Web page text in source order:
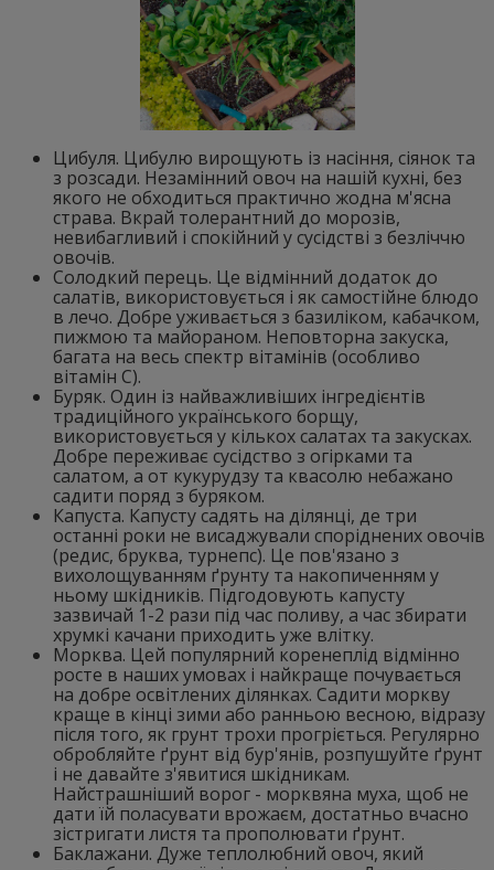
Цибуля. Цибулю вирощують із насіння, сіянок та
з розсади. Незамінний овоч на нашій кухні, без
якого не обходиться практично жодна м'ясна
страва. Вкрай толерантний до морозів,
невибагливий і спокійний у сусідстві з безліччю
овочів.
Солодкий перець. Це відмінний додаток до
салатів, використовується і як самостійне блюдо
в лечо. Добре уживається з базиліком, кабачком,
пижмою та майораном. Неповторна закуска,
багата на весь спектр вітамінів (особливо
вітамін С).
Буряк. Один із найважливіших інгредієнтів
традиційного українського борщу,
використовується у кількох салатах та закусках.
Добре переживає сусідство з огірками та
салатом, а от кукурудзу та квасолю небажано
садити поряд з буряком.
Капуста. Капусту садять на ділянці, де три
останні роки не висаджували споріднених овочів
(редис, бруква, турнепс). Це пов'язано з
вихолощуванням ґрунту та накопиченням у
ньому шкідників. Підгодовують капусту
зазвичай 1-2 рази під час поливу, а час збирати
хрумкі качани приходить уже влітку.
Морква. Цей популярний коренеплід відмінно
росте в наших умовах і найкраще почувається
на добре освітлених ділянках. Садити моркву
краще в кінці зими або ранньою весною, відразу
після того, як грунт трохи прогріється. Регулярно
обробляйте ґрунт від бур'янів, розпушуйте ґрунт
і не давайте з'явитися шкідникам.
Найстрашніший ворог - морквяна муха, щоб не
дати їй поласувати врожаєм, достатньо вчасно
зістригати листя та прополювати ґрунт.
Баклажани. Дуже теплолюбний овоч, який